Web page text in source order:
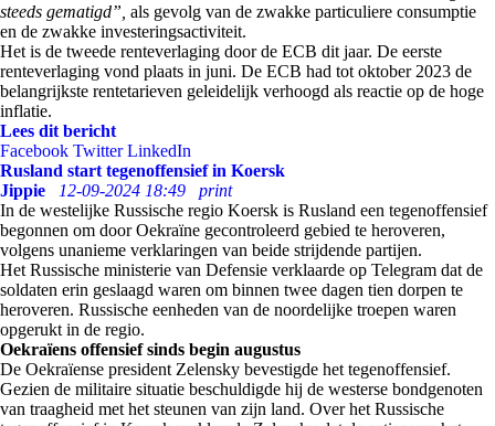
steeds gematigd”, als gevolg van de zwakke particuliere consumptie
en de zwakke investeringsactiviteit.
Het is de tweede renteverlaging door de ECB dit jaar. De eerste
renteverlaging vond plaats in juni. De ECB had tot oktober 2023 de
belangrijkste rentetarieven geleidelijk verhoogd als reactie op de hoge
inflatie.
Lees dit bericht
Facebook Twitter LinkedIn
Rusland start tegenoffensief in Koersk
Jippie
12-09-2024 18:49
print
In de westelijke Russische regio Koersk is Rusland een tegenoffensief
begonnen om door Oekraïne gecontroleerd gebied te heroveren,
volgens unanieme verklaringen van beide strijdende partijen.
Het Russische ministerie van Defensie verklaarde op Telegram dat de
soldaten erin geslaagd waren om binnen twee dagen tien dorpen te
heroveren. Russische eenheden van de noordelijke troepen waren
opgerukt in de regio.
Oekraïens offensief sinds begin augustus
De Oekraïense president Zelensky bevestigde het tegenoffensief.
Gezien de militaire situatie beschuldigde hij de westerse bondgenoten
van traagheid met het steunen van zijn land. Over het Russische